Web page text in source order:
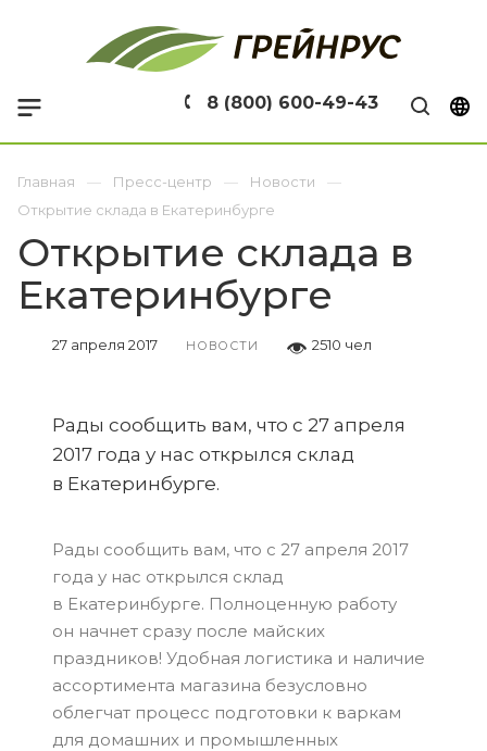
8 (800) 600-49-43
Главная Пресс-центр
Новости
Открытие склада в Екатеринбурге
Открытие склада в
Екатеринбурге
27 апреля 2017 НОВОСТИ 2510 чел
Рады сообщить вам, что с 27 апреля
2017 года у нас открылся склад
в Екатеринбурге.
Рады сообщить вам, что с 27 апреля 2017
года у нас открылся склад
в Екатеринбурге. Полноценную работу
он начнет сразу после майских
праздников! Удобная логистика и наличие
ассортимента магазина безусловно
облегчат процесс подготовки к варкам
для домашних и промышленных